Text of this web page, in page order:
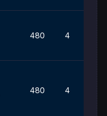
480 4
480 4